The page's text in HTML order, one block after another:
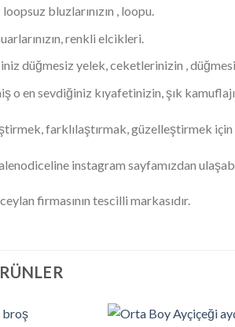
bluzlarınızın , loopu.
renkli elcikleri.
düğmesiz yelek, ceketlerinizin ,
o en sevdiğiniz kıyafetinizin, şık
farklılaştırmak, güzelleştirmek için
instagram sayfamızdan
firmasının tescilli markasıdır.
+